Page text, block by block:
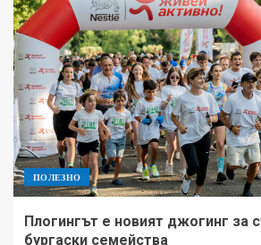
ПОЛЕЗНО
Плогингът е новият джогинг за
бургаски семейства